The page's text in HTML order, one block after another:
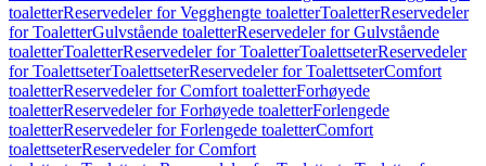
toaletterReservedeler for Vegghengte toaletterToaletterReservedeler
for ToaletterGulvstående toaletterReservedeler for Gulvstående
toaletterToaletterReservedeler for ToaletterToalettseterReservedeler
for ToalettseterToalettseterReservedeler for ToalettseterComfort
toaletterReservedeler for Comfort toaletterForhøyede
toaletterReservedeler for Forhøyede toaletterForlengede
toaletterReservedeler for Forlengede toaletterComfort
toalettseterReservedeler for Comfort